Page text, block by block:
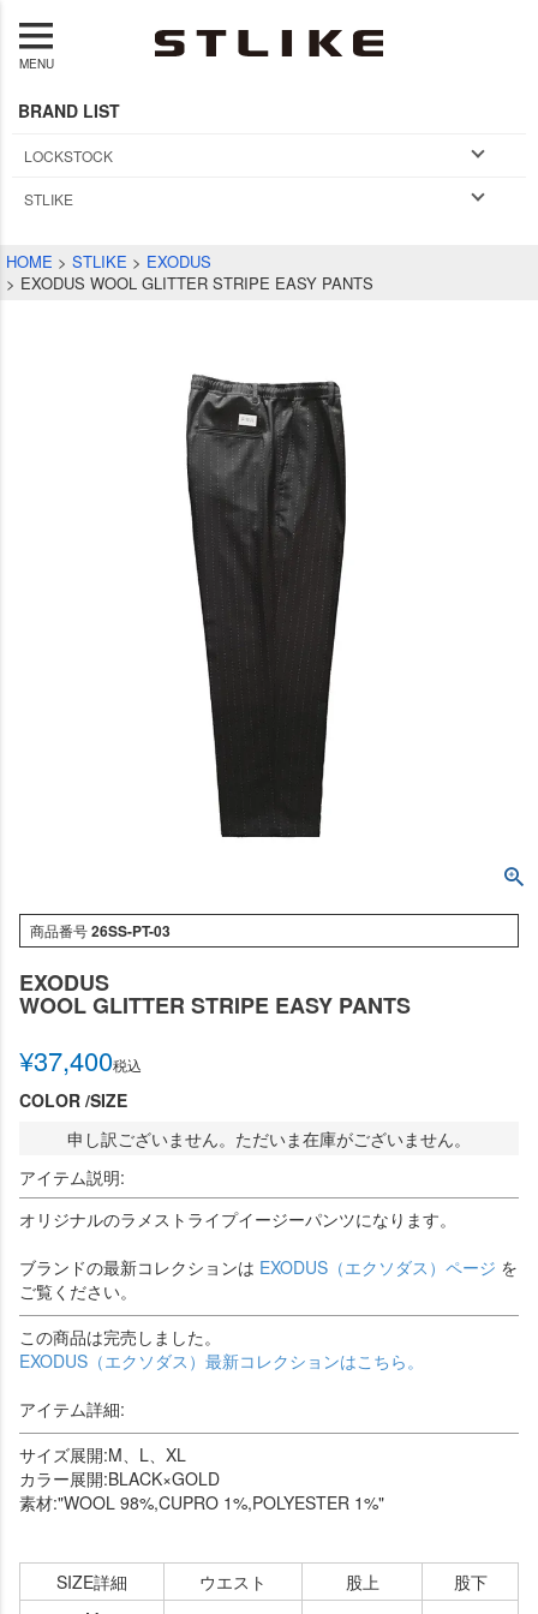
MENU
BRAND LIST
LOCKSTOCK
STLIKE
HOME STLIKE
EXODUS
EXODUS WOOL GLITTER STRIPE EASY PANTS
商品番号26SS-PT-03
EXODUS
WOOL GLITTER STRIPE EASY PANTS
¥37,400税込
COLOR SIZE
申し訳ございません。ただいま在庫がございません。
アイテム説明:
オリジナルのラメストライプイージーパンツになります。
ブランドの最新コレクションは EXODUS（エクソダス）ページ を
ご覧ください。
この商品は完売しました。
EXODUS（エクソダス）最新コレクションはこちら。
アイテム詳細:
サイズ展開:M、L、XL
カラー展開:BLACK×GOLD
素材:"WOOL 98%,CUPRO 1%,POLYESTER 1%"
SIZE詳細 ウエスト 股上
股下